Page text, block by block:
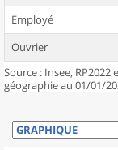
Employé
Ouvrier
Source : Insee,
géographie au 01/01/